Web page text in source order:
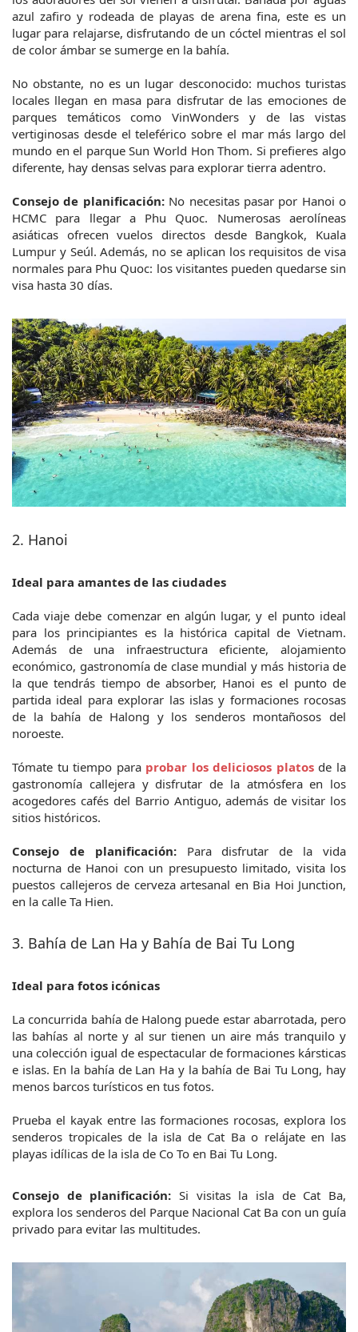
azul zafiro y rodeada de playas de arena fina, este es un
lugar para relajarse, disfrutando de un cóctel mientras el sol
de color ámbar se sumerge en la bahía.
No obstante, no es un lugar desconocido: muchos turistas
locales llegan en masa para disfrutar de las emociones de
parques temáticos como VinWonders y de las vistas
vertiginosas desde el teleférico sobre el mar más largo del
mundo en el parque Sun World Hon Thom. Si prefieres algo
diferente, hay densas selvas para explorar tierra adentro.
Consejo de planificación: No necesitas pasar por Hanoi o
HCMC para llegar a Phu Quoc. Numerosas aerolíneas
asiáticas ofrecen vuelos directos desde Bangkok, Kuala
Lumpur y Seúl. Además, no se aplican los requisitos de visa
normales para Phu Quoc: los visitantes pueden quedarse sin
visa hasta 30 días.
2. Hanoi
Ideal para amantes de las ciudades
Cada viaje debe comenzar en algún lugar, y el punto ideal
para los principiantes es la histórica capital de Vietnam.
Además de una infraestructura eficiente, alojamiento
económico, gastronomía de clase mundial y más historia de
la que tendrás tiempo de absorber, Hanoi es el punto de
partida ideal para explorar las islas y formaciones rocosas
de la bahía de Halong y los senderos montañosos del
noroeste.
Tómate tu tiempo para probar los deliciosos platos de la
gastronomía callejera y disfrutar de la atmósfera en los
acogedores cafés del Barrio Antiguo, además de visitar los
sitios históricos.
Consejo de planificación: Para disfrutar de la vida
nocturna de Hanoi con un presupuesto limitado, visita los
puestos callejeros de cerveza artesanal en Bia Hoi Junction,
en la calle Ta Hien.
3. Bahía de Lan Ha y Bahía de Bai Tu Long
Ideal para fotos icónicas
La concurrida bahía de Halong puede estar abarrotada, pero
las bahías al norte y al sur tienen un aire más tranquilo y
una colección igual de espectacular de formaciones kársticas
e islas. En la bahía de Lan Ha y la bahía de Bai Tu Long, hay
menos barcos turísticos en tus fotos.
Prueba el kayak entre las formaciones rocosas, explora los
senderos tropicales de la isla de Cat Ba o relájate en las
playas idílicas de la isla de Co To en Bai Tu Long.
Consejo de planificación: Si visitas la isla de Cat Ba,
explora los senderos del Parque Nacional Cat Ba con un guía
privado para evitar las multitudes.